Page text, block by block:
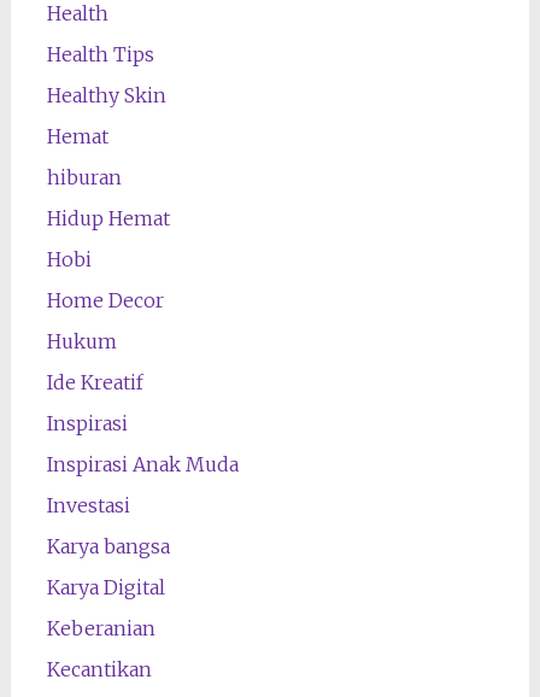
Health
Health Tips
Healthy Skin
Hemat
hiburan
Hidup Hemat
Hobi
Home Decor
Hukum
Ide Kreatif
Inspirasi
Inspirasi Anak Muda
Investasi
Karya bangsa
Karya Digital
Keberanian
Kecantikan